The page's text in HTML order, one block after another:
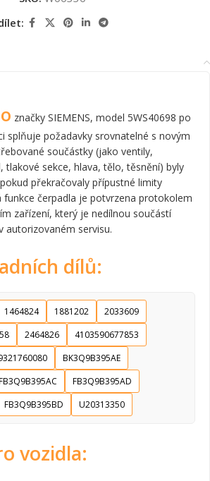
značky SIEMENS, model 5WS40698 po
splňuje požadavky srovnatelné s novým
součástky (jako ventily,
tlakové sekce, hlava, tělo, těsnění) byly
překračovaly přípustné limity
funkce čerpadla je potvrzena protokolem
zařízení, který je nedílnou součástí
autorizovaném servisu.
dílů:
1464824 1881202
2033609
2464826
4103590677853
BK3Q9B395AE
FB3Q9B395AD
FB3Q9B395BD U20313350
vozidla: